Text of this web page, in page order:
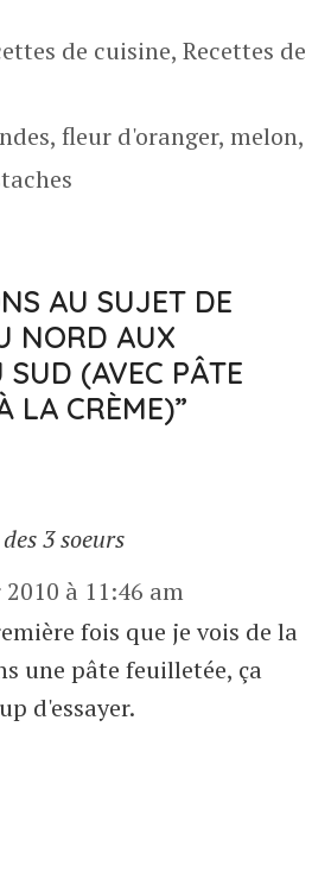
de cuisine, Recettes de
, fleur d'oranger, melon,
AU SUJET DE
NORD AUX
SUD (AVEC PÂTE
LA CRÈME)”
3 soeurs
à 11:46 am
fois que je vois de la
une pâte feuilletée, ça
d'essayer.